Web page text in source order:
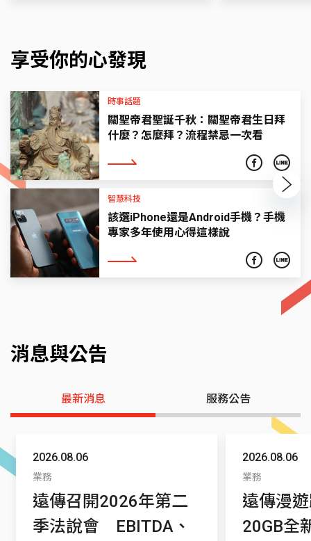
享受你的心發現
時事話題
關聖帝君聖誕千秋：關聖帝君生日拜
什麼？怎麼拜？流程禁忌一次看
看更多
智慧科技
該選iPhone還是Android手機？手機
專家多年使用心得這樣說
看更多
Next
消息與公告
最新消息 服務公告
2026.08.06
業務
遠傳召開2026年第二
季法說會 EBITDA、
2026.08.06
業務
遠傳漫
20GB全新登